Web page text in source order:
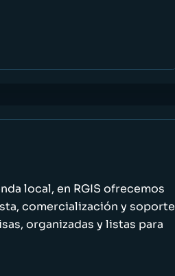
local, en RGIS ofrecemos
comercialización y soporte
organizadas y listas para